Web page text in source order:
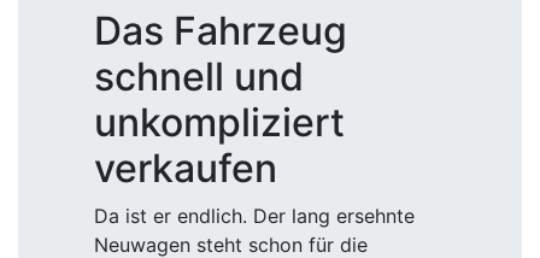
Das Fahrzeug
schnell und
unkompliziert
verkaufen
Da ist er endlich. Der lang ersehnte
Neuwagen steht schon für die